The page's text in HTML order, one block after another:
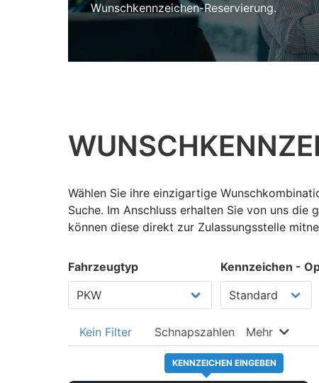
Wunschkennzeichen-Reservierung.
Wählen Sie ihre einzigartige
Suche. Im Anschluss erhalten Sie von uns die
können diese direkt zur Zulassungsstelle
Fahrzeugtyp Kennzeichen -
Kein Filter Schnapszahlen Mehr
KENNZEICHEN EINGEBEN